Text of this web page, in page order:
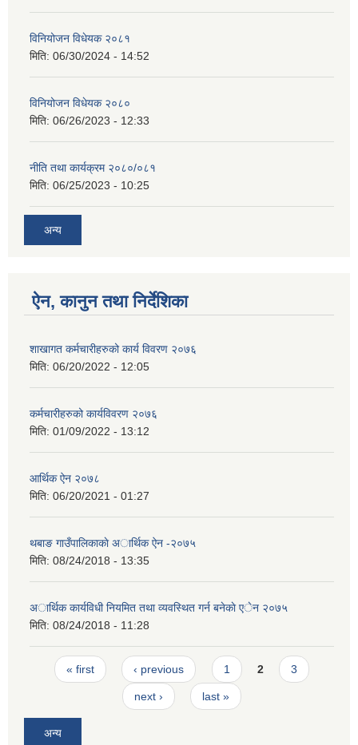
विनियोजन विधेयक २०८१
मिति: 06/30/2024 - 14:52
विनियोजन विधेयक २०८०
मिति: 06/26/2023 - 12:33
नीति तथा कार्यक्रम २०८०/०८१
मिति: 06/25/2023 - 10:25
अन्य
ऐन, कानुन तथा निर्देशिका
शाखागत कर्मचारीहरुको कार्य विवरण २०७६
मिति: 06/20/2022 - 12:05
कर्मचारीहरुको कार्यविवरण २०७६
मिति: 01/09/2022 - 13:12
आर्थिक ऐन २०७८
मिति: 06/20/2021 - 01:27
थबाङ गाउँपालिकाकाे अार्थिक ऐन -२०७५
मिति: 08/24/2018 - 13:35
अार्थिक कार्यविधी नियमित तथा व्यवस्थित गर्न बनेकाे एेन २०७५
मिति: 08/24/2018 - 11:28
Pages
« first ‹ previous 1 2 3
next › last »
अन्य